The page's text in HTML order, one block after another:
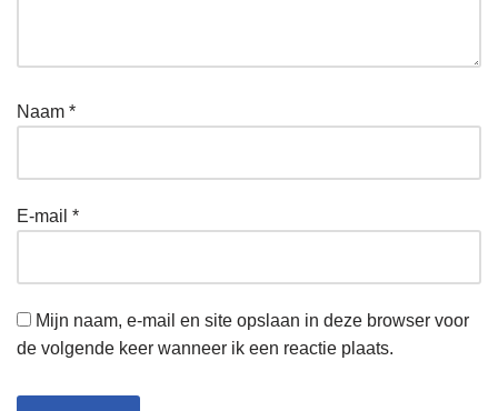
Naam *
E-mail *
Mijn naam, e-mail en site opslaan in deze browser voor
de volgende keer wanneer ik een reactie plaats.